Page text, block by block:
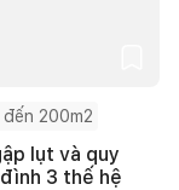
200m2
lụt và quy
3 thế hệ